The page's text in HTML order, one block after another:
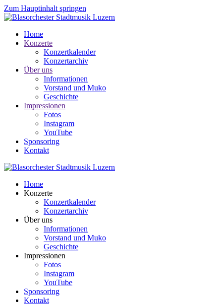
Zum Hauptinhalt springen
Home
Konzerte
Konzertkalender
Konzertarchiv
Über uns
Informationen
Vorstand und Muko
Geschichte
Impressionen
Fotos
Instagram
YouTube
Sponsoring
Kontakt
Home
Konzerte
Konzertkalender
Konzertarchiv
Über uns
Informationen
Vorstand und Muko
Geschichte
Impressionen
Fotos
Instagram
YouTube
Sponsoring
Kontakt